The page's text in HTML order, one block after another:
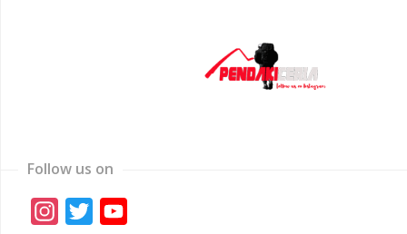
Follow us on
Instagram
Twitter